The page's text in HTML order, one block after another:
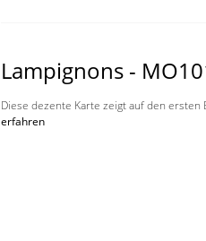
Lampignons -
Diese dezente Karte zeigt auf den
erfahren